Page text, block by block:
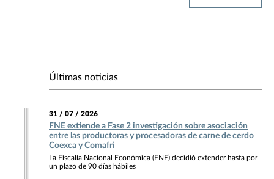
Últimas noticias
31 / 07 / 2026
FNE extiende a Fase 2 investigación sobre asociación
entre las productoras y procesadoras de carne de cerdo
Coexca y Comafri
La Fiscalía Nacional Económica (FNE) decidió extender hasta por
un plazo de 90 días hábiles